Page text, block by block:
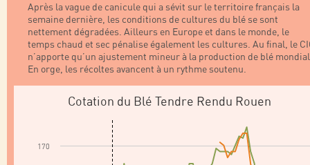
Après la vague de canicule qui a sévit sur le territoire français la
semaine dernière, les conditions de cultures du blé se sont
nettement dégradées. Ailleurs en Europe et dans le monde, le
temps chaud et sec pénalise également les cultures. Au final, le
n’apporte qu’un ajustement mineur à la production de blé
En orge, les récoltes avancent à un rythme soutenu.
Cotation du Blé Tendre Rendu Rouen
170